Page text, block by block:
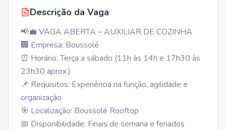
Descrição da Vaga
📢💼 VAGA ABERTA – AUXILIAR DE COZINHA
🏢 Empresa: Boussolé
⏰ Horário: Terça a sábado (11h às 14h e 17h30 às
23h30 aprox.)
📌 Requisitos: Experiência na função, agilidade e
organização
🎯 Localização: Boussolé Rooftop
📅 Disponibilidade: Finais de semana e feriados